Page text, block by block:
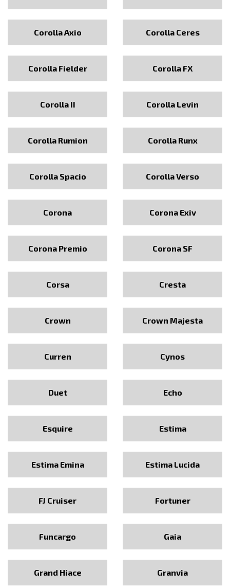
Corolla Axio Corolla Ceres
Corolla Fielder Corolla FX
Corolla II Corolla Levin
Corolla Rumion Corolla Runx
Corolla Spacio Corolla Verso
Corona Corona Exiv
Corona Premio Corona SF
Corsa Cresta
Crown Crown Majesta
Curren Cynos
Duet Echo
Esquire Estima
Estima Emina Estima Lucida
FJ Cruiser Fortuner
Funcargo Gaia
Grand Hiace Granvia